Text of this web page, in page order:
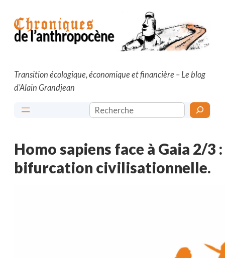
contenu
Transition écologique, économique et financière – Le blog
d’Alain Grandjean
Rechercher
Homo sapiens face à Gaia 2/3
bifurcation civilisationnelle.